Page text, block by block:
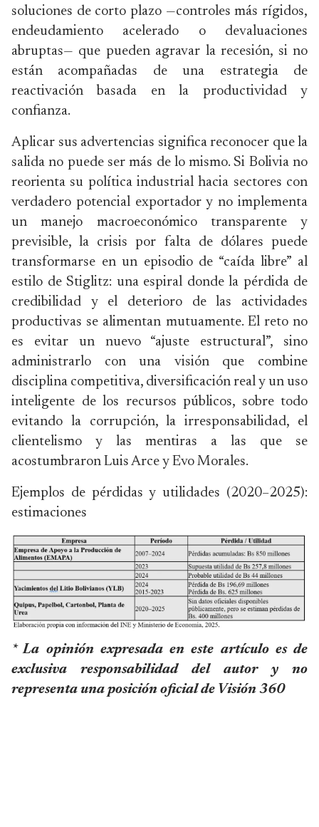
soluciones de corto plazo —controles más rígidos,
endeudamiento acelerado o devaluaciones
abruptas— que pueden agravar la recesión, si no
están acompañadas de una estrategia de
reactivación basada en la productividad y
confianza.
Aplicar sus advertencias significa reconocer que la
salida no puede ser más de lo mismo. Si Bolivia no
reorienta su política industrial hacia sectores con
verdadero potencial exportador y no implementa
un manejo macroeconómico transparente y
previsible, la crisis por falta de dólares puede
transformarse en un episodio de “caída libre” al
estilo de Stiglitz: una espiral donde la pérdida de
credibilidad y el deterioro de las actividades
productivas se alimentan mutuamente. El reto no
es evitar un nuevo “ajuste estructural”, sino
administrarlo con una visión que combine
disciplina competitiva, diversificación real y un uso
inteligente de los recursos públicos, sobre todo
evitando la corrupción, la irresponsabilidad, el
clientelismo y las mentiras a las que se
acostumbraron Luis Arce y Evo Morales.
Ejemplos de pérdidas y utilidades (2020–2025):
estimaciones
* La opinión expresada en este artículo es de
exclusiva responsabilidad del autor y no
representa una posición oficial de Visión 360